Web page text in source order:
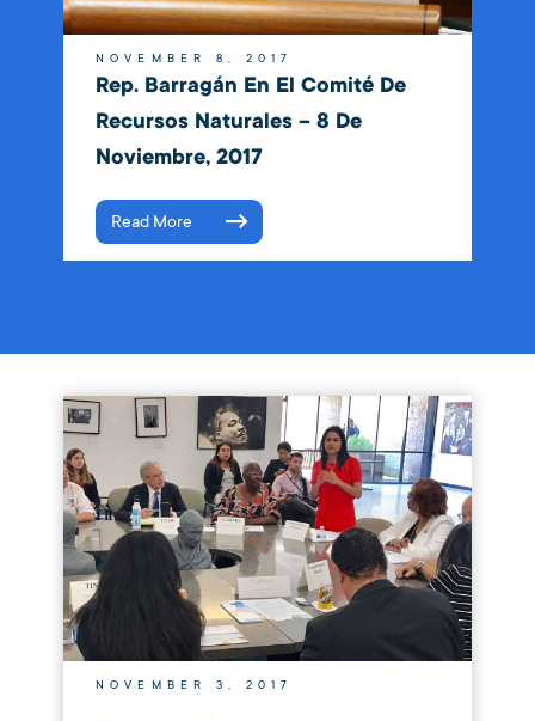
NOVEMBER 8, 2017
Rep. Barragán En El Comité De
Recursos Naturales – 8 De
Noviembre, 2017
Read More
NOVEMBER 3, 2017